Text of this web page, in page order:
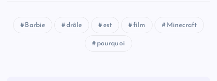
Barbie drôle est film Minecraft
pourquoi